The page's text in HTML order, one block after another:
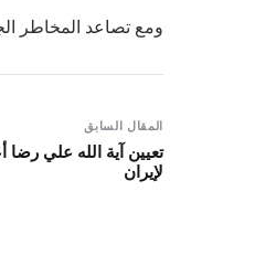
ومع تصاعد المخاطر
المقال السابق
تعيين آية الله علي
لإيران